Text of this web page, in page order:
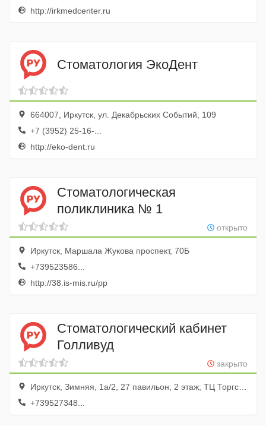
http://irkmedcenter.ru
Стоматология ЭкоДент
664007, Иркутск, ул. Декабрьских Событий, 109
+7 (3952) 25-16-...
http://eko-dent.ru
Стоматологическая
поликлиника № 1
открыто
Иркутск, Маршала Жукова проспект, 70Б
+739523586...
http://38.is-mis.ru/pp
Стоматологический кабинет
Голливуд
закрыто
Иркутск, Зимняя, 1а/2, 27 павильон; 2 этаж; ТЦ Торгсервис
+739527348...